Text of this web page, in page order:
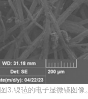
图3.镍毡的电子显微镜图像。